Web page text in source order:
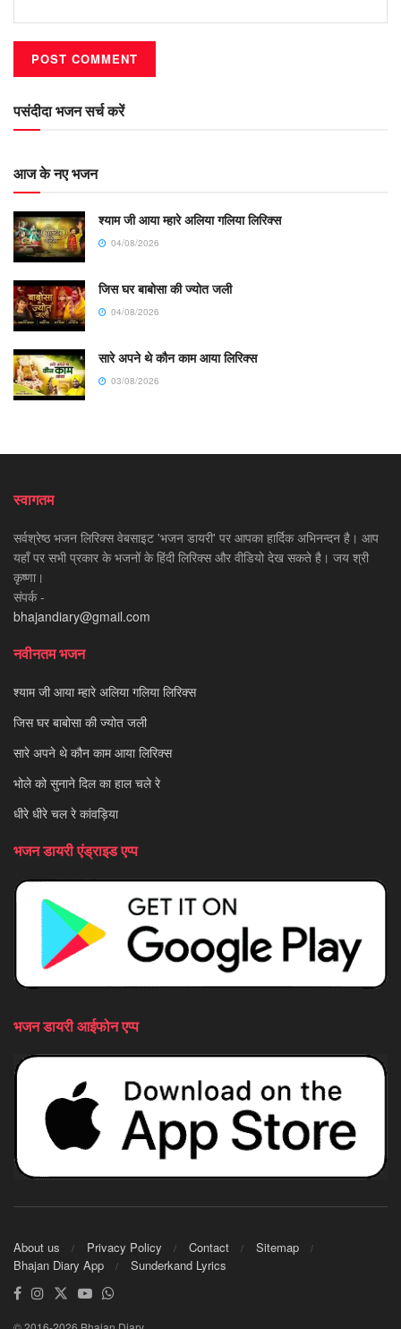
पसंदीदा भजन सर्च करें
आज के नए भजन
श्याम जी आया म्हारे अलिया गलिया लिरिक्स
04/08/2026
जिस घर बाबोसा की ज्योत जली
04/08/2026
सारे अपने थे कौन काम आया लिरिक्स
03/08/2026
स्वागतम
सर्वश्रेष्ठ भजन लिरिक्स वेबसाइट 'भजन डायरी' पर आपका हार्दिक अभिनन्दन है। आप
यहाँ पर सभी प्रकार के भजनों के हिंदी लिरिक्स और वीडियो देख सकते है। जय श्री
कृष्णा।
संपर्क -
bhajandiary@gmail.com
नवीनतम भजन
श्याम जी आया म्हारे अलिया गलिया लिरिक्स
जिस घर बाबोसा की ज्योत जली
सारे अपने थे कौन काम आया लिरिक्स
भोले को सुनाने दिल का हाल चले रे
धीरे धीरे चल रे कांवड़िया
भजन डायरी एंड्राइड एप्प
भजन डायरी आईफोन एप्प
About us Privacy Policy Contact
Sitemap
Bhajan Diary App
Sunderkand Lyrics